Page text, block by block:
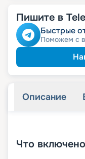
Пишите в
Быстрые
Поможем с
Описание
Что